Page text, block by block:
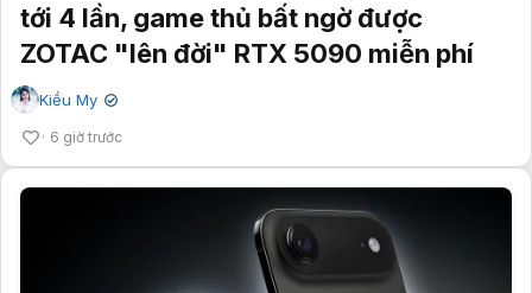
tới 4 lần, game thủ bất ngờ được
ZOTAC "lên đời" RTX 5090 miễn phí
Kiều My ✔
6 giờ trước